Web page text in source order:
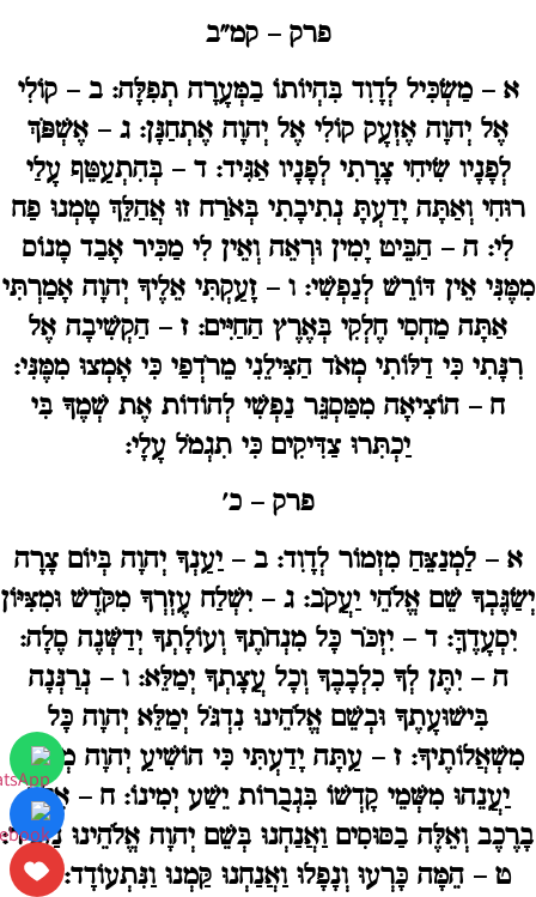
פרק – קמ"ב
א – מַשְׂכִּיל לְדָוִד בִּהְיוֹתוֹ בַמְּעָרָה תְפִלָּה:ב – קוֹלִי
אֶל יְהוָה אֶזְעָק קוֹלִי אֶל יְהוָה אֶתְחַנָּן: ג – אֶשְׁפֹּךְ
לְפָנָיו שִׂיחִי צָרָתִי לְפָנָיו אַגִּיד:ד – בְּהִתְעַטֵּף עָלַי
רוּחִי וְאַתָּה יָדַעְתָּ נְתִיבָתִי בְּאֹרַח זוּ אֲהַלֵּךְ טָמְנוּ פַח
לִי: ה – הַבֵּיט יָמִין וּרְאֵה וְאֵין לִי מַכִּיר אָבַד מָנוֹס
מִמֶּנִּי אֵין דּוֹרֵשׁ לְנַפְשִׁי:ו – זָעַקְתִּי אֵלֶיךָ יְהוָה אָמַרְתִּי
אַתָּה מַחְסִי חֶלְקִי בְּאֶרֶץ הַחַיִּים: ז – הַקְשִׁיבָה אֶל
רִנָּתִי כִּי דַלּוֹתִי מְאֹד הַצִּילֵנִי מֵרֹדְפַי כִּי אָמְצוּ מִמֶּנִּי:
ח – הוֹצִיאָה מִמַּסְגֵּר נַפְשִׁי לְהוֹדוֹת אֶת שְׁמֶךָ בִּי
יַכְתִּרוּ צַדִּיקִים כִּי תִגְמֹל עָלָי:
פרק – כ'
א – לַמְנַצֵּחַ מִזְמוֹר לְדָוִד:ב – יַעַנְךָ יְהוָה בְּיוֹם צָרָה
יְשַׂגֶּבְךָ שֵׁם אֱלֹהֵי יַעֲקֹב: ג – יִשְׁלַח עֶזְרְךָ מִקֹּדֶשׁ וּמִצִּיּוֹן
יִסְעָדֶךָּ: ד – יִזְכֹּר כָּל מִנְחֹתֶךָ וְעוֹלָתְךָ יְדַשְּׁנֶה סֶלָה:
ה – יִתֶּן לְךָ כִלְבָבֶךָ וְכָל עֲצָתְךָ יְמַלֵּא:ו – נְרַנְּנָה
בִּישׁוּעָתֶךָ וּבְשֵׁם אֱלֹהֵינוּ נִדְגֹּל יְמַלֵּא יְהוָה כָּל
מִשְׁאֲלוֹתֶיךָ: ז – עַתָּה יָדַעְתִּי כִּי הוֹשִׁיעַ יְהוָה מְשִׁיחוֹ
יַעֲנֵהוּ מִשְּׁמֵי קָדְשׁוֹ בִּגְבֻרוֹת יֵשַׁע יְמִינוֹ: ח – אֵלֶּה
בָרֶכֶב וְאֵלֶּה בַסּוּסִים וַאֲנַחְנוּ בְּשֵׁם יְהוָה אֱלֹהֵינוּ נַזְכִּיר:
ט – הֵמָּה כָּרְעוּ וְנָפָלוּ וַאֲנַחְנוּ קַּמְנוּ וַנִּתְעוֹדָד: י –